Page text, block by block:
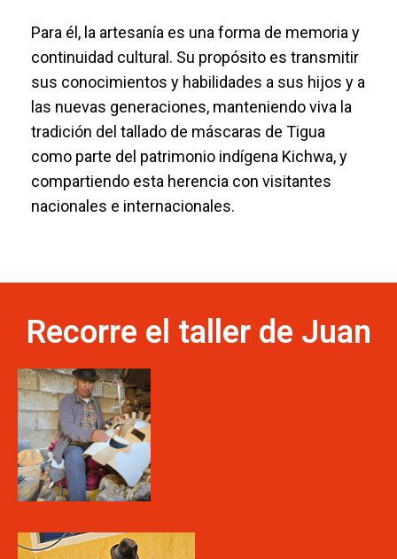
Para él, la artesanía es una forma de memoria y
continuidad cultural. Su propósito es transmitir
sus conocimientos y habilidades a sus hijos y a
las nuevas generaciones, manteniendo viva la
tradición del tallado de máscaras de Tigua
como parte del patrimonio indígena Kichwa, y
compartiendo esta herencia con visitantes
nacionales e internacionales.
Recorre el taller de Juan